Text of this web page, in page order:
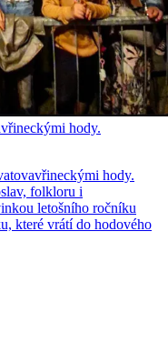
hody.
hody.
folkloru i
letošního ročníku
které vrátí do hodového